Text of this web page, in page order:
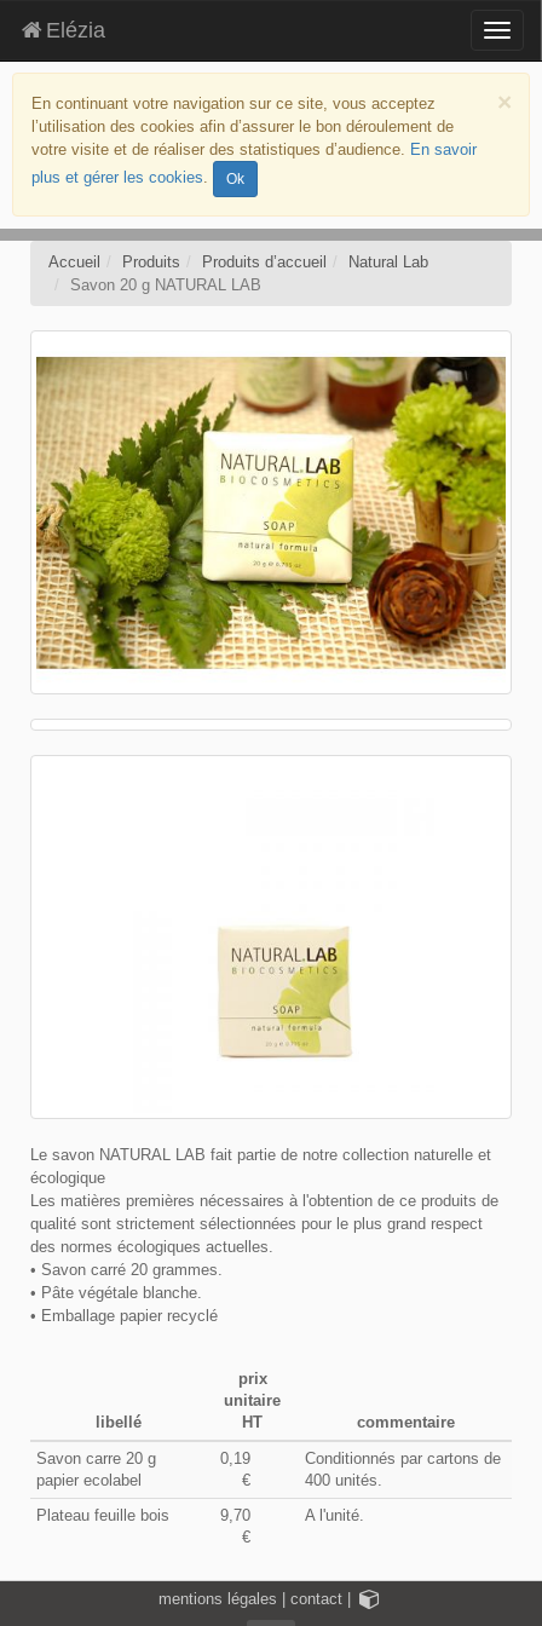
aller
contenu
menu
d’accessibilité
×
En continuant votre navigation sur ce site, vous acceptez
l’utilisation des cookies afin d’assurer le bon déroulement de
votre visite et de réaliser des statistiques d’audience. En savoir
plus et gérer les cookies. Ok
Elézia
Accueil Produits Produits d’accueil
Natural Lab
Savon 20 g NATURAL LAB
Le savon NATURAL LAB fait partie de notre collection naturelle et
écologique
Les matières premières nécessaires à l'obtention de ce produits de
qualité sont strictement sélectionnées pour le plus grand respect
des normes écologiques actuelles.
• Savon carré 20 grammes.
• Pâte végétale blanche.
• Emballage papier recyclé
libellé
prix
unitaire
HT
commentaire
Savon carre 20 g
papier ecolabel
0,19
€
Conditionnés par cartons de
400 unités.
Plateau feuille bois
9,70
€
A l'unité.
mentions légales |contact